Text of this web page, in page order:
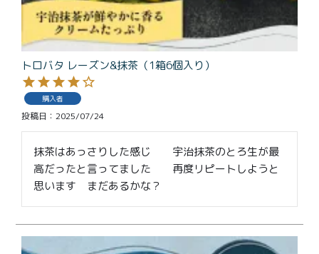
トロバタ レーズン&抹茶（1箱6個入り）
購入者
投稿日 2025/07/24
抹茶はあっさりした感じ　　宇治抹茶のとろ生が最
高だったと言ってました　　再度リピートしようと
思います　まだあるかな？